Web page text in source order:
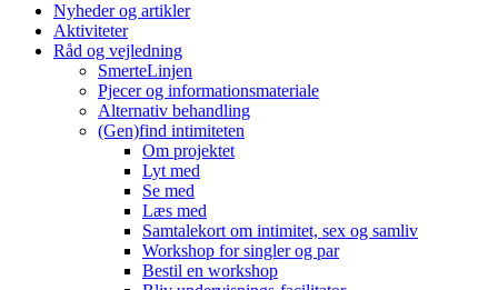
Nyheder og artikler
Aktiviteter
Råd og vejledning
SmerteLinjen
Pjecer og informationsmateriale
Alternativ behandling
(Gen)find intimiteten
Om projektet
Lyt med
Se med
Læs med
Samtalekort om intimitet, sex og samliv
Workshop for singler og par
Bestil en workshop